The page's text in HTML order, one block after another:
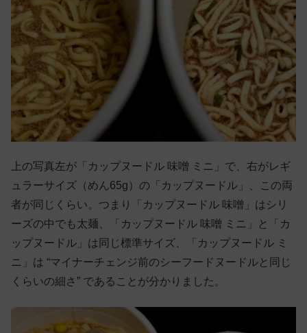
上の写真左が「カップヌードル 味噌 ミニ」で、右がレギ
ュラーサイズ（めん65g）の「カップヌードル」、この両
者が同じくらい。つまり「カップヌードル 味噌」はシリ
ーズの中でも太麺、「カップヌードル 味噌 ミニ」と「カ
ップヌードル」は同じ標準サイズ、「カップヌードル ミ
ニ」は “マイナーチェンジ前のシーフードヌードルと同じ
くらいの細さ” であることが分かりました。